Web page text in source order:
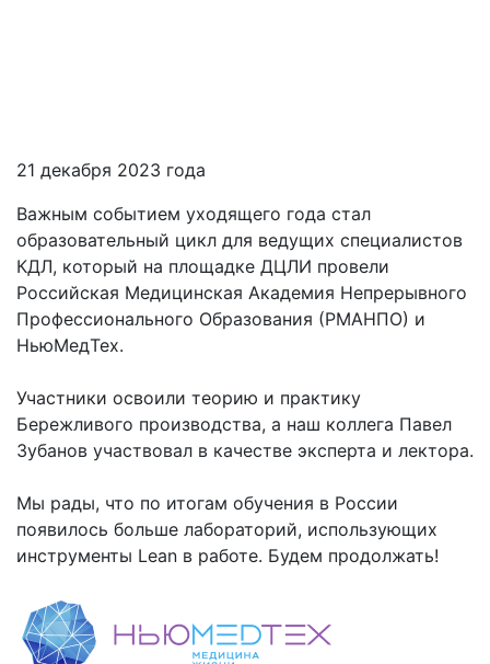
21 декабря 2023 года
Важным событием уходящего года стал
образовательный цикл для ведущих специалистов
КДЛ, который на площадке ДЦЛИ провели
Российская Медицинская Академия Непрерывного
Профессионального Образования (РМАНПО) и
НьюМедТех.
Участники освоили теорию и практику
Бережливого производства, а наш коллега Павел
Зубанов участвовал в качестве эксперта и лектора.
Мы рады, что по итогам обучения в России
появилось больше лабораторий, использующих
инструменты Lean в работе. Будем продолжать!